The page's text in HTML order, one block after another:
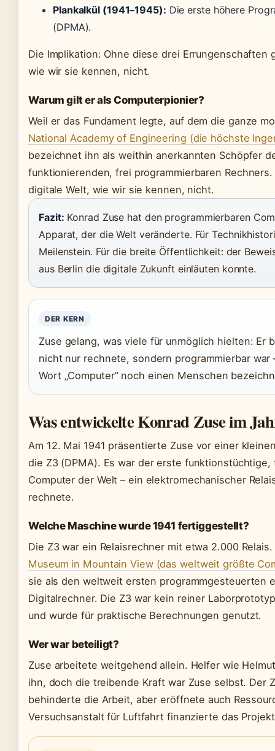
Plankalkül (1941–1945): Die erste höhere
(DPMA).
Die Implikation: Ohne diese drei Errungenschaften
wie wir sie kennen, nicht.
Warum gilt er als Computerpionier?
Weil er das Fundament legte, auf dem die ganze
National Academy of Engineering (die höchste
bezeichnet ihn als weithin anerkannten Schöpfer
funktionierenden, frei programmierbaren
digitale Welt, wie wir sie kennen, nicht.
Fazit: Konrad Zuse hat den programmierbaren
Apparat, der die Welt veränderte. Für
Meilenstein. Für die breite Öffentlichkeit: der
aus Berlin die digitale Zukunft einläuten konnte.
DER KERN
Zuse gelang, was viele für unmöglich hielten: Er
nicht nur rechnete, sondern programmierbar war
Wort „Computer” noch einen Menschen
Was entwickelte Konrad Zuse im
Am 12. Mai 1941 präsentierte Zuse vor einer
die Z3 (DPMA). Es war der erste funktionstüchtige,
Computer der Welt – ein elektromechanischer
rechnete.
Welche Maschine wurde 1941 fertiggestellt?
Die Z3 war ein Relaisrechner mit etwa 2.000
Museum in Mountain View (das weltweit größte
sie als den weltweit ersten programmgesteuerten
Digitalrechner. Die Z3 war kein reiner
und wurde für praktische Berechnungen genutzt.
Wer war beteiligt?
Zuse arbeitete weitgehend allein. Helfer wie
ihn, doch die treibende Kraft war Zuse selbst. Der
behinderte die Arbeit, aber eröffnete auch
Versuchsanstalt für Luftfahrt finanzierte das